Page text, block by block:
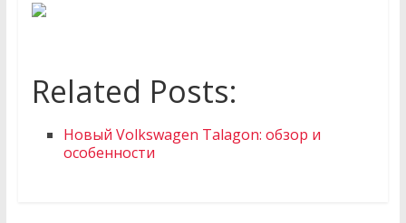
Related Posts:
Новый Volkswagen Talagon: обзор и
особенности